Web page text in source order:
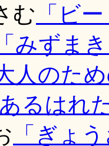
む 「ビ
「みずま
人のた
あるはれ
「ぎょ